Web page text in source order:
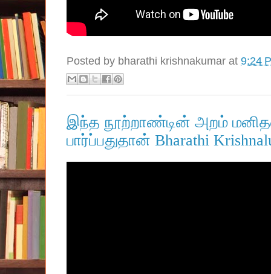
Posted by bharathi krishnakumar at 9:24
இந்த நூற்றாண்டின் அறம்
பார்ப்பதுதான் Bharathi